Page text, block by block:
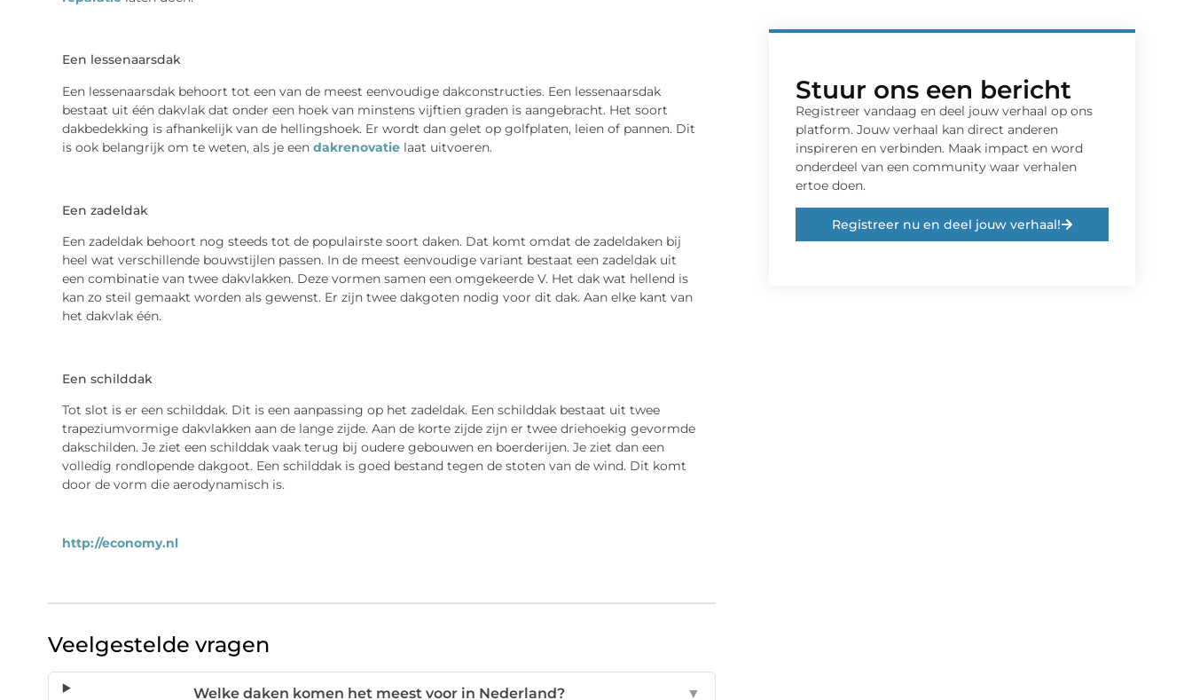
Een lessenaarsdak
Een lessenaarsdak behoort tot een van de meest eenvoudige dakconstructies. Een lessenaarsdak
bestaat uit één dakvlak dat onder een hoek van minstens vijftien graden is aangebracht. Het soort
dakbedekking is afhankelijk van de hellingshoek. Er wordt dan gelet op golfplaten, leien of pannen. Dit
is ook belangrijk om te weten, als je een dakrenovatielaat uitvoeren.
Een zadeldak
Een zadeldak behoort nog steeds tot de populairste soort daken. Dat komt omdat de zadeldaken bij
heel wat verschillende bouwstijlen passen. In de meest eenvoudige variant bestaat een zadeldak uit
een combinatie van twee dakvlakken. Deze vormen samen een omgekeerde V. Het dak wat hellend is
kan zo steil gemaakt worden als gewenst. Er zijn twee dakgoten nodig voor dit dak. Aan elke kant van
het dakvlak één.
Een schilddak
Tot slot is er een schilddak. Dit is een aanpassing op het zadeldak. Een schilddak bestaat uit twee
trapeziumvormige dakvlakken aan de lange zijde. Aan de korte zijde zijn er twee driehoekig gevormde
dakschilden. Je ziet een schilddak vaak terug bij oudere gebouwen en boerderijen. Je ziet dan een
volledig rondlopende dakgoot. Een schilddak is goed bestand tegen de stoten van de wind. Dit komt
door de vorm die aerodynamisch is.
http://economy.nl
Veelgestelde vragen
Welke daken komen het meest voor in Nederland? ▼
Stuur ons een bericht
Registreer vandaag en deel jouw verhaal op ons
platform. Jouw verhaal kan direct anderen
inspireren en verbinden. Maak impact en word
onderdeel van een community waar verhalen
ertoe doen.
Registreer nu en deel jouw verhaal!